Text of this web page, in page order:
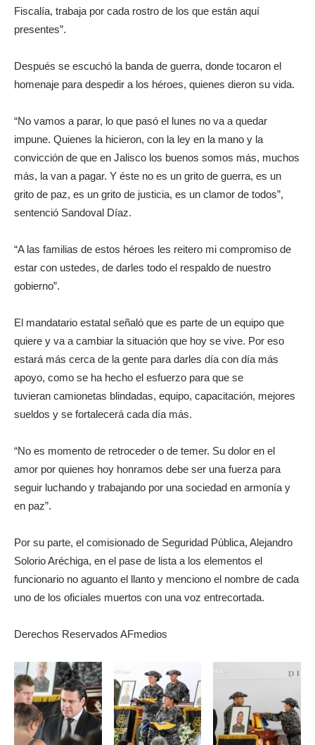
Fiscalía, trabaja por cada rostro de los que están aquí
presentes”.
Después se escuchó la banda de guerra, donde tocaron el
homenaje para despedir a los héroes, quienes dieron su vida.
“No vamos a parar, lo que pasó el lunes no va a quedar
impune. Quienes la hicieron, con la ley en la mano y la
convicción de que en Jalisco los buenos somos más, muchos
más, la van a pagar. Y éste no es un grito de guerra, es un
grito de paz, es un grito de justicia, es un clamor de todos”,
sentenció Sandoval Díaz.
“A las familias de estos héroes les reitero mi compromiso de
estar con ustedes, de darles todo el respaldo de nuestro
gobierno”.
El mandatario estatal señaló que es parte de un equipo que
quiere y va a cambiar la situación que hoy se vive. Por eso
estará más cerca de la gente para darles día con día más
apoyo, como se ha hecho el esfuerzo para que se
tuvieran camionetas blindadas, equipo, capacitación, mejores
sueldos y se fortalecerá cada día más.
“No es momento de retroceder o de temer. Su dolor en el
amor por quienes hoy honramos debe ser una fuerza para
seguir luchando y trabajando por una sociedad en armonía y
en paz”.
Por su parte, el comisionado de Seguridad Pública, Alejandro
Solorio Aréchiga, en el pase de lista a los elementos el
funcionario no aguanto el llanto y menciono el nombre de cada
uno de los oficiales muertos con una voz entrecortada.
Derechos Reservados AFmedios